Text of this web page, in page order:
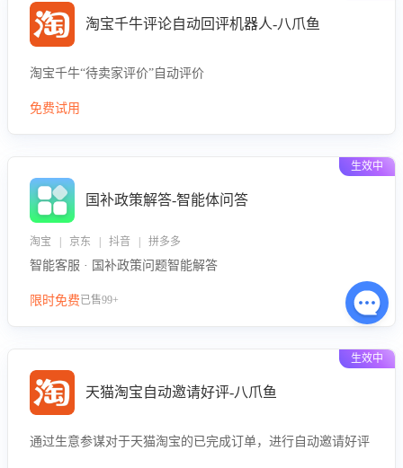
淘宝千牛评论自动回评机器人-八爪鱼
淘宝千牛“待卖家评价”自动评价
免费试用
生效中
国补政策解答-智能体问答
淘宝 | 京东 | 抖音 | 拼多多
智能客服 · 国补政策问题智能解答
限时免费已售99+
生效中
天猫淘宝自动邀请好评-八爪鱼
通过生意参谋对于天猫淘宝的已完成订单，进行自动邀请好评